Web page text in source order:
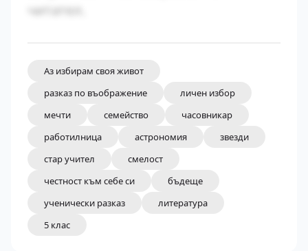
читател.
Аз избирам своя живот
разказ по въображение
личен избор
мечти
семейство
часовникар
работилница
астрономия
звезди
стар учител
смелост
честност към себе си
бъдеще
ученически разказ
литература
5 клас